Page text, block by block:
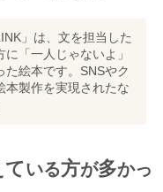
」は、文を担当した
「一人じゃないよ」
た絵本です。SNSやク
本製作を実現されたな
ている方が多かっ